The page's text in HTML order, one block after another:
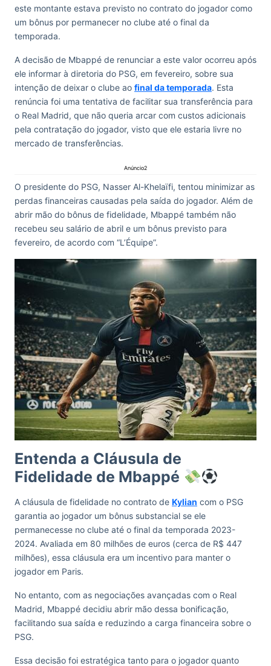
este montante estava previsto no contrato do jogador como
um bônus por permanecer no clube até o final da
temporada.
A decisão de Mbappé de renunciar a este valor ocorreu após
ele informar à diretoria do PSG, em fevereiro, sobre sua
intenção de deixar o clube ao final da temporada. Esta
renúncia foi uma tentativa de facilitar sua transferência para
o Real Madrid, que não queria arcar com custos adicionais
pela contratação do jogador, visto que ele estaria livre no
mercado de transferências.
Anúncio2
O presidente do PSG, Nasser Al-Khelaïfi, tentou minimizar as
perdas financeiras causadas pela saída do jogador. Além de
abrir mão do bônus de fidelidade, Mbappé também não
recebeu seu salário de abril e um bônus previsto para
fevereiro, de acordo com “L’Équipe”.
Entenda a Cláusula de
Fidelidade de Mbappé
A cláusula de fidelidade no contrato de Kylian com o PSG
garantia ao jogador um bônus substancial se ele
permanecesse no clube até o final da temporada 2023-
2024. Avaliada em 80 milhões de euros (cerca de R$ 447
milhões), essa cláusula era um incentivo para manter o
jogador em Paris.
No entanto, com as negociações avançadas com o Real
Madrid, Mbappé decidiu abrir mão dessa bonificação,
facilitando sua saída e reduzindo a carga financeira sobre o
PSG.
Essa decisão foi estratégica tanto para o jogador quanto